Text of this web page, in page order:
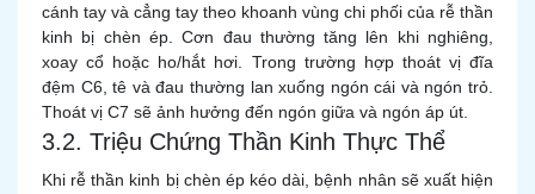
cánh tay và cẳng tay theo khoanh vùng chi phối của rễ thần
kinh bị chèn ép. Cơn đau thường tăng lên khi nghiêng,
xoay cổ hoặc ho/hắt hơi. Trong trường hợp thoát vị đĩa
đệm C6, tê và đau thường lan xuống ngón cái và ngón trỏ.
Thoát vị C7 sẽ ảnh hưởng đến ngón giữa và ngón áp út.
3.2. Triệu Chứng Thần Kinh Thực Thể
Khi rễ thần kinh bị chèn ép kéo dài, bệnh nhân sẽ xuất hiện